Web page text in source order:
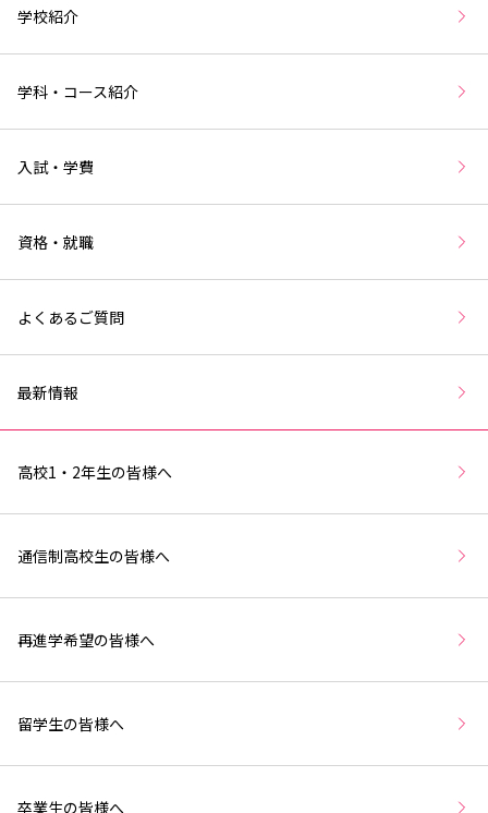
学校紹介
学科・コース紹介
入試・学費
資格・就職
よくあるご質問
最新情報
高校1・2年生の皆様へ
通信制高校生の皆様へ
再進学希望の皆様へ
留学生の皆様へ
卒業生の皆様へ